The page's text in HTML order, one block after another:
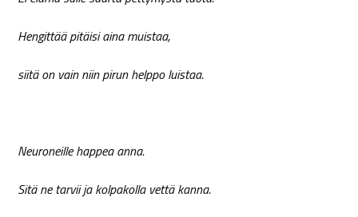
Hengittää pitäisi aina muistaa,
siitä on vain niin pirun helppo luistaa.
Neuroneille happea anna.
Sitä ne tarvii ja kolpakolla vettä kanna.